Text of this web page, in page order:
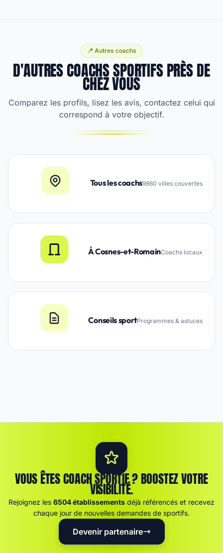
📍 Autres coachs
D'AUTRES COACHS SPORTIFS PRÈS DE
CHEZ VOUS
Comparez les profils, lisez les avis, contactez celui qui
correspond à votre objectif.
Tous les coachs9860 villes couvertes
À Cosnes-et-RomainCoachs locaux
Conseils sportProgrammes & astuces
VOUS ÊTES COACH SPORTIF ? BOOSTEZ VOTRE
VISIBILITÉ.
Rejoignez les 6504 établissements déjà référencés et recevez
chaque jour de nouvelles demandes de sportifs.
Devenir partenaire